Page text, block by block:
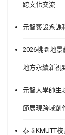
跨文化交流
元智藝設系
2026桃園地
地方永續新視
元智大學師生
節展現跨域創
泰國KMUTT